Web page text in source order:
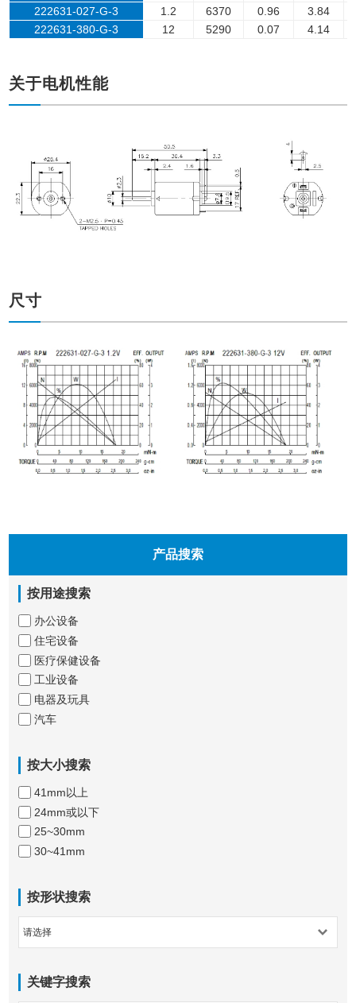
222631-027-G-3
1.2 6370 0.96
3.84
222631-380-G-3
12 5290 0.07 4.14
关于电机性能
尺寸
产品搜索
按用途搜索
办公设备
住宅设备
医疗保健设备
工业设备
电器及玩具
汽车
按大小搜索
41mm以上
24mm或以下
25~30mm
30~41mm
按形状搜索
关键字搜索